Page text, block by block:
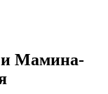
и Мамина-